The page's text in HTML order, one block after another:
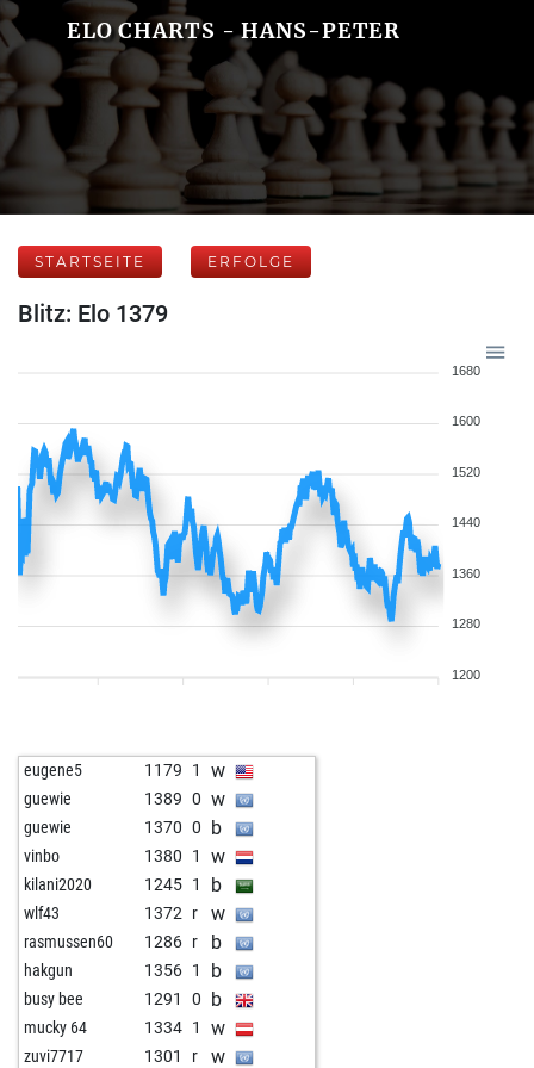
ELO CHARTS - HANS-PETER
STARTSEITE ERFOLGE
Blitz: Elo 1379
1680
1600
1520
1440
1360
1280
1200
eugene5 1179 1 w
guewie 1389 0 w
guewie 1370 0 b
vinbo 1380 1 w
kilani2020 1245 1 b
wlf43 1372 r w
rasmussen60 1286 r b
hakgun 1356 1 b
busy bee 1291 0 b
mucky 64 1334 1 w
zuvi7717 1301 r w